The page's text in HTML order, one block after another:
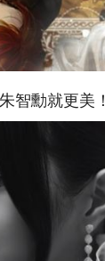
智勳就更美！